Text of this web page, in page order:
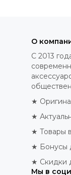
О
С 2013
★
★
★ Товары
★ Бонусы
★ Скидки
Мы в